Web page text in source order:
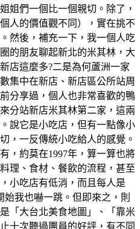
姐們一個比一個親切。除了，
人的價值觀不同），實在挑不
然後，補充一下，我一個人吃
的朋友聊起新北的米其林，大
店這麼多?二是為何蘆洲一家
集中在新店、新店區公所站周
分享過，個人也非常喜歡的鴨
分站新店米其林第二家，這兩
說它是小吃店，但有一點像小
，一反傳統小吃給人的感覺。
，約莫在1997年，算一算也將
理、食材、餐飲的流程，甚至
小吃店有低消，而且每人是
我也嚇一跳。但即來之，則
「大台北美食地圖」、「靠米
十次聽過團員的好評，有不同